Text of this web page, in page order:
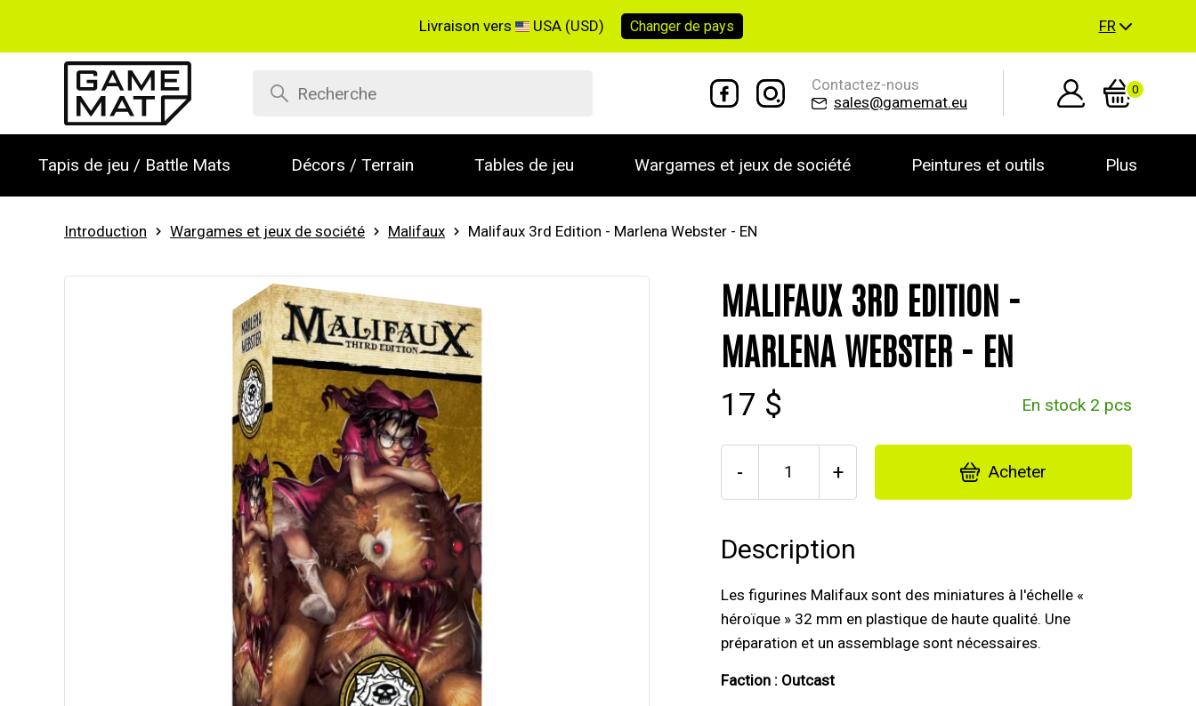
Livraison vers USA (USD) Changer depays FR
Contactez-nous
sales@gamemat.eu
0
Tapis de jeu / Battle Mats Décors / Terrain Tables de jeu Wargames et jeux de société Peintures et outils Plus
Introduction Wargames et jeux de société Malifaux Malifaux 3rd Edition - Marlena Webster - EN
MALIFAUX 3RD EDITION -
MARLENA WEBSTER - EN
17 $ En stock 2 pcs
- + Acheter
Description
Les figurines Malifaux sont des miniatures à l'échelle «
héroïque » 32 mm en plastique de haute qualité. Une
préparation et un assemblage sont nécessaires.
Faction : Outcast